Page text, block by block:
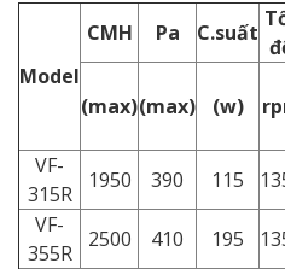
Model
CMH Pa C.suất
(max)(max) (w)
VF-
315R
1950 390 115
VF-
355R
2500 410 195